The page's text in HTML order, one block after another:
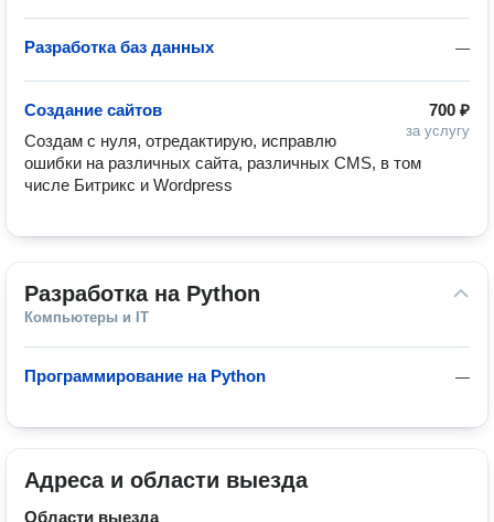
—
Разработка баз данных
700 ₽
за услугу
Создание сайтов
Создам с нуля, отредактирую, исправлю
ошибки на различных сайта, различных CMS, в том
числе Битрикс и Wordpress
Разработка на Python
Компьютеры и IT
—
Программирование на Python
Адреса и области выезда
Области выезда